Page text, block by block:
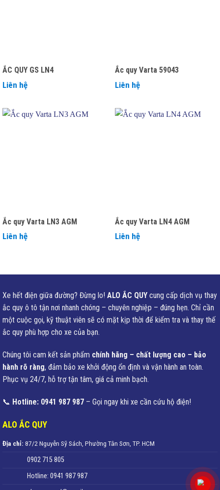
ẮC QUY GS LN4
Liên hệ
Ắc quy Varta 59043
Liên hệ
Ắc quy Varta LN3 AGM
Liên hệ
Ắc quy Varta LN4 AGM
Liên hệ
Xe hết điện giữa đường? Đừng lo! ALO ẮC QUY cung cấp dịch vụ thay
ắc quy ô tô tận nơi nhanh chóng – chuyên nghiệp – đúng hẹn. Chỉ cần
một cuộc gọi, kỹ thuật viên sẽ có mặt kịp thời để kiểm tra và thay thế
ắc quy phù hợp cho xe của bạn.
Chúng tôi cam kết sản phẩm chính hãng – chất lượng cao – bảo
hành rõ ràng, đảm bảo xe khởi động ổn định và vận hành an toàn.
Phục vụ 24/7, hỗ trợ tận tâm, giá cả minh bạch.
📞 Hotline: 0941 987 987 – Gọi ngay khi xe cần cứu hộ điện!
ALO ẮC QUY
Địa chỉ: 87/2 Nguyễn Sỹ Sách, Phường Tân Sơn, TP. HCM
0902 715 805
Hotline: 0941 987 987